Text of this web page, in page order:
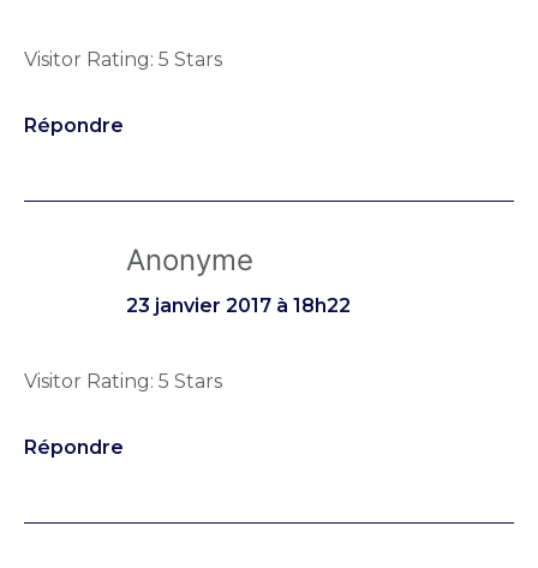
Visitor Rating: 5 Stars
Répondre
Anonyme
23 janvier 2017 à 18h22
Visitor Rating: 5 Stars
Répondre